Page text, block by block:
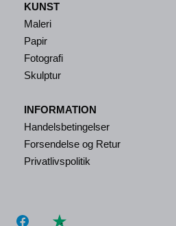
KUNST
Maleri
Papir
Fotografi
Skulptur
INFORMATION
Handelsbetingelser
Forsendelse og Retur
Privatlivspolitik